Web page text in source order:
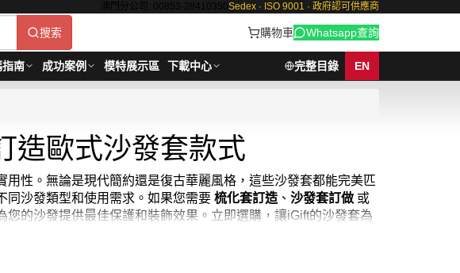
澳門分公司: 00853-28410350 Sedex · ISO 9001 · 政府認可供應商
搜索 購物車 Whatsapp查詢
指南 成功案例 模特展示區 下載中心 完整目錄 EN
造歐式沙發套款式
性。無論是現代簡約還是復古華麗風格，這些沙發套都能完美匹
同沙發類型和使用需求。如果您需要 梳化套訂造 、 沙發套訂做 或
的沙發提供最佳保護和裝飾效果。立即選購，讓iGift的沙發套為
壽命，更是快速改變室內風格的秘密武器。從純色素雅到花紋繽